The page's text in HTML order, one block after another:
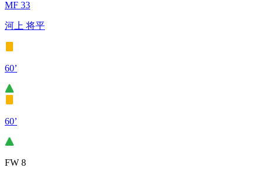
MF 33
河上 将平
60’
60’
FW 8